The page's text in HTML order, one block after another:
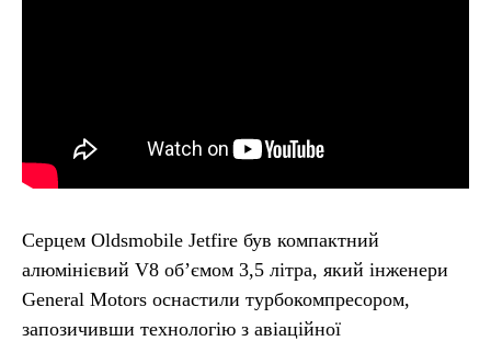
Серцем Oldsmobile Jetfire був компактний
алюмінієвий V8 об’ємом 3,5 літра, який інженери
General Motors оснастили турбокомпресором,
запозичивши технологію з авіаційної